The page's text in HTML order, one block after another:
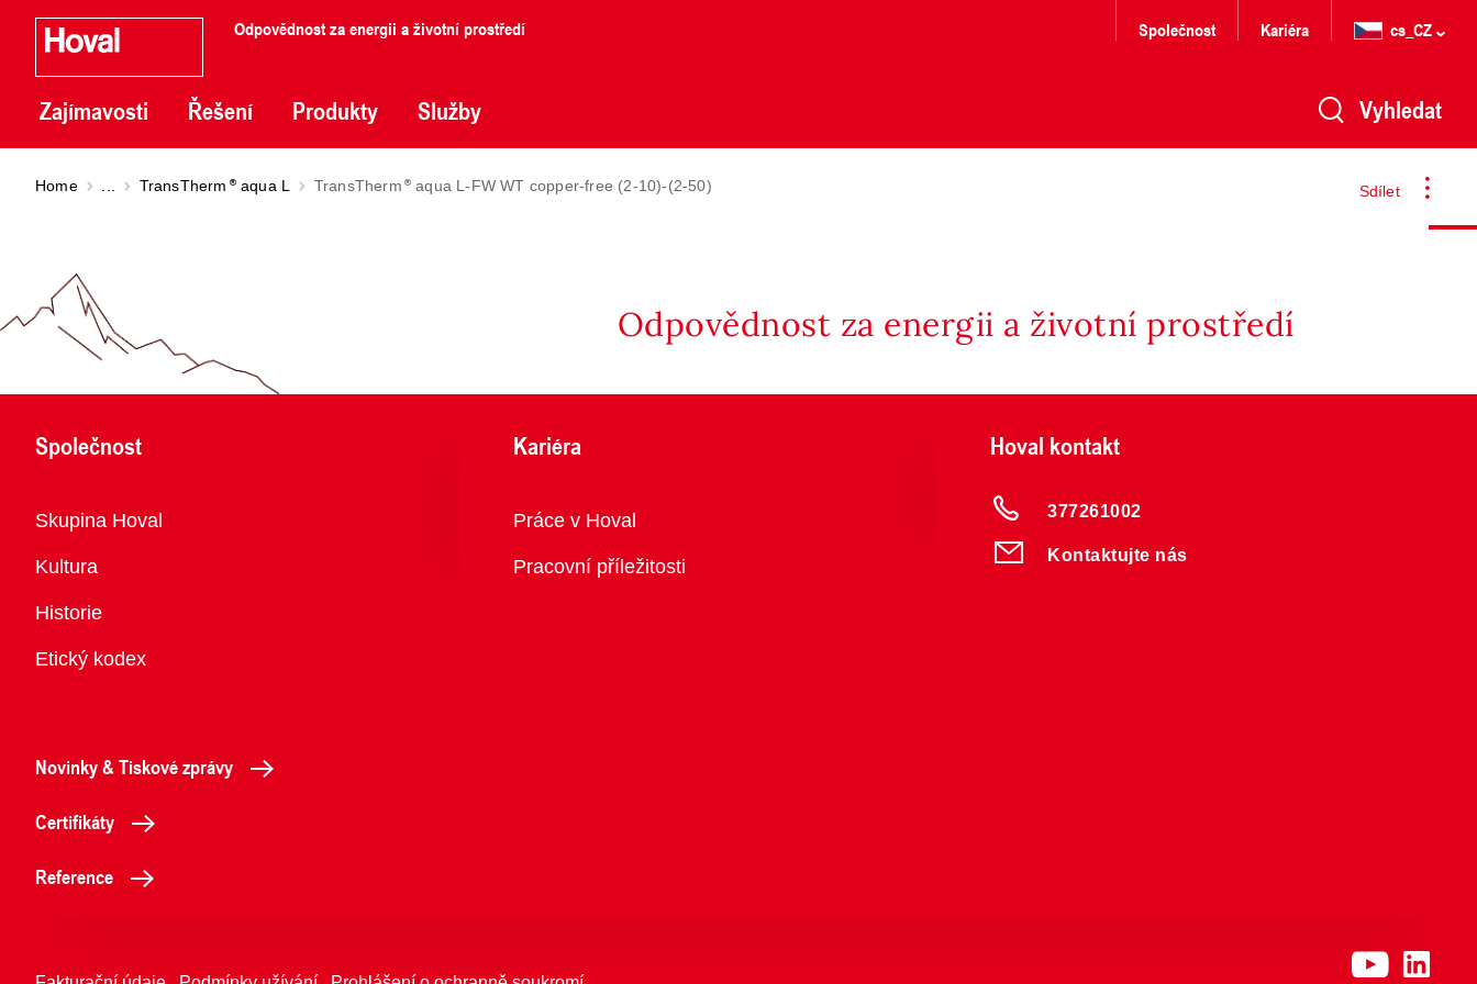
Odpovědnost za energii a životní prostředí
Zajímavosti Řešení Produkty Služby
Společnost Kariéra cs_CZ
Vyhledat
Sdílet
Home TransTherm aqua L TransTherm aqua L-FW WT copper-free (2-10)-(2-50)
Odpovědnost za energii a životní prostředí
Společnost
Přehled
Skupina Hoval
Kultura
Historie
Etický kodex
Kariéra
Přehled
Práce v Hoval
Pracovní příležitosti
Hoval kontakt
377261002
Kontaktujte nás
Novinky & Tiskové zprávy
Certifikáty
Reference